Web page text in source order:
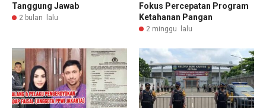
Tanggung Jawab
2 bulan lalu
Fokus Percepatan Program
Ketahanan Pangan
2 minggu lalu